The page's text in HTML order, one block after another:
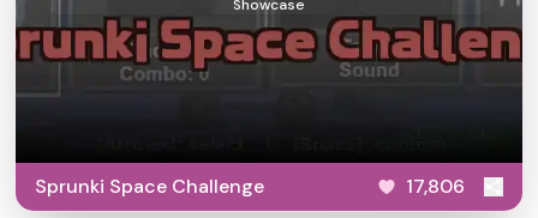
Showcase
Sprunki Space Challenge 17,806